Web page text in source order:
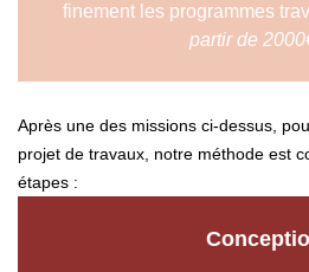
finement les programmes
partir de
Après une des missions ci-dessus,
projet de travaux, notre méthode est
étapes :